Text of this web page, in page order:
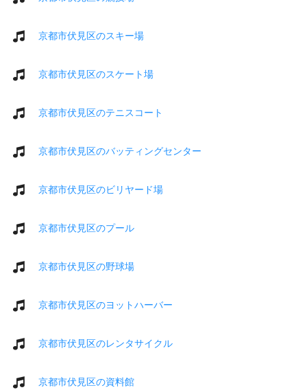
京都市伏見区のスキー場
京都市伏見区のスケート場
京都市伏見区のテニスコート
京都市伏見区のバッティングセンター
京都市伏見区のビリヤード場
京都市伏見区のプール
京都市伏見区の野球場
京都市伏見区のヨットハーバー
京都市伏見区のレンタサイクル
京都市伏見区の資料館